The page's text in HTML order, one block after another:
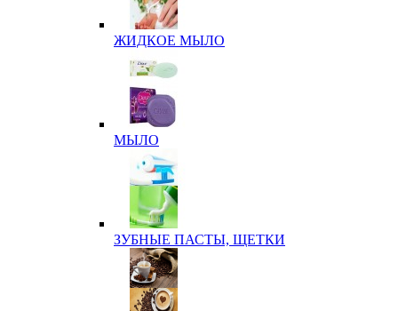
ЖИДКОЕ МЫЛО
МЫЛО
ЗУБНЫЕ ПАСТЫ, ЩЕТКИ